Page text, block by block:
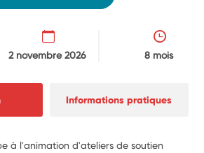
2 novembre 2026 8 mois
Informations pratiques
à l'animation d'ateliers de soutien